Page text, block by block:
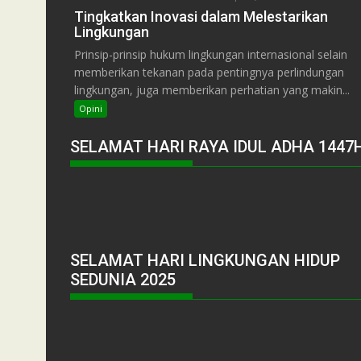
Tingkatkan Inovasi dalam Melestarikan
Lingkungan
Prinsip-prinsip hukum lingkungan internasional selain
memberikan tekanan pada pentingnya perlindungan
lingkungan, juga memberikan perhatian yang makin...
Opini
SELAMAT HARI RAYA IDUL ADHA
SELAMAT HARI LINGKUNGAN HIDUP
SEDUNIA 2025